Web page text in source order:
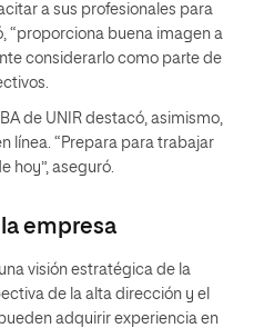
a sus profesionales para
“proporciona buena imagen a
considerarlo como parte de
de UNIR destacó, asimismo,
línea. “Prepara para trabajar
hoy”, aseguró.
empresa
visión estratégica de la
de la alta dirección y el
adquirir experiencia en